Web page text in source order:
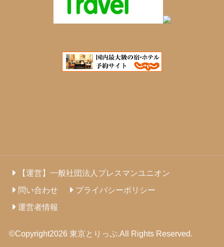
【運営】一般社団法人プレスマンユニオン
問い合わせ
プライバシーポリシー
運営者情報
©Copyright2026 東京とりっぷ.All Rights Reserved.